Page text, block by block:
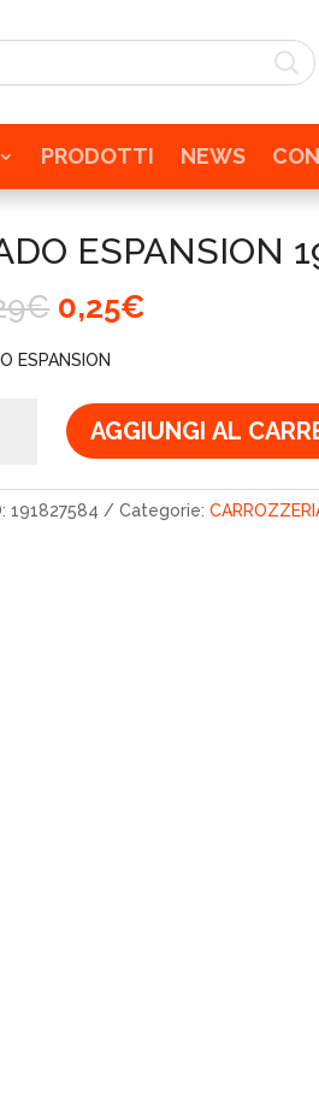
PRODOTTI NEWS
ESPANSION
€ Il
prezzo
originale
0,29€.
0,25€
0,25€.
ESPANSION
AGGIUNGI AL
191827584 Categorie: